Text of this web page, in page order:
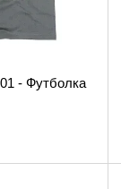
- Футболка